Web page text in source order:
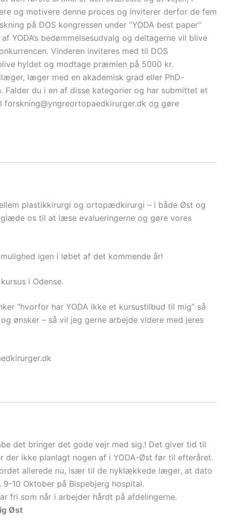
og motivere denne proces og inviterer derfor de fem
på DOS kongressen under ”YODA best paper”
YODA’s bedømmelsesudvalg og deltagerne vil blive
Vinderen inviteres med til DOS
hyldet og modtage præmien på 5000 kr.
læger med en akademisk grad eller PhD-
Falder du i en af disse kategorier og har submittet et
og gøre
plastikkirurgi og ortopædkirurgi – i både Øst og
os til at læse evalueringerne og gøre vores
igen i løbet af det kommende år!
i Odense.
“hvorfor har YODA ikke et kursustilbud til mig” så
ønsker – så vil jeg gerne arbejde videre med jeres
det bringer det gode vejr med sig.! Det giver tid til
der ikke planlagt nogen af i YODA-Øst før til efteråret.
allerede nu, især til de nyklækkede læger, at dato
10 Oktober på Bispebjerg hospital.
fri som når i arbejder hårdt på afdelingerne.
Øst